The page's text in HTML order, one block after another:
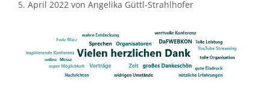
5. April 2022 von Angelika Güttl-Strahlhofer